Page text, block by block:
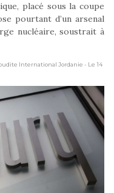
placé sous la coupe
pourtant d’un arsenal
nucléaire, soustrait à
International Jordanie - Le 14